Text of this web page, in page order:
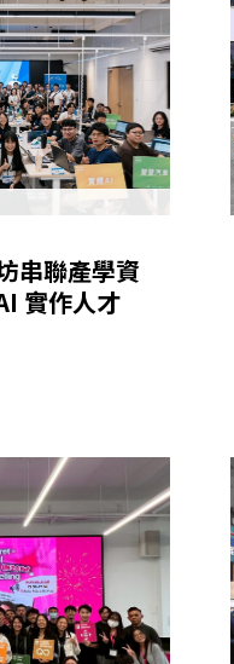
串聯產學資
實作人才